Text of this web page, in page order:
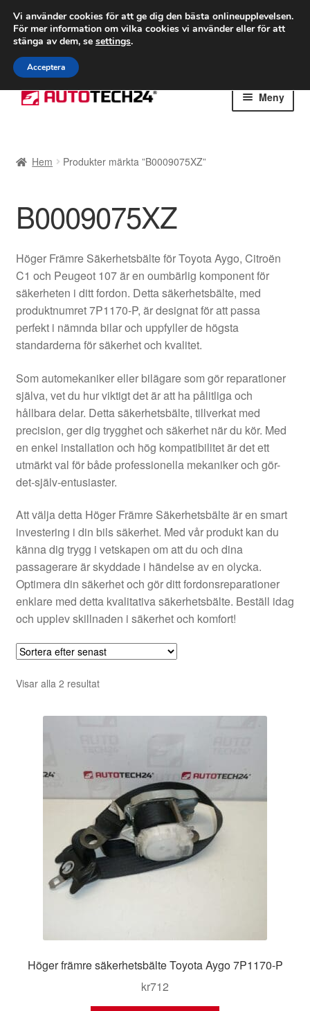
FRAKT från 75 kr
Världsomspännande frakt
Ring 766 924 713
Hoppa
till
Hoppa
till
Meny
Betalningar
Integritetspolicy
Kolla upp
Kontakt
Om oss
Reklamationsprocedur
Transport
Världsomspännande frakt
Villkor
Hem Produkter märkta ”B0009075XZ”
B0009075XZ
Höger Främre Säkerhetsbälte för Toyota Aygo, Citroën
C1 och Peugeot 107 är en oumbärlig komponent för
säkerheten i ditt fordon. Detta säkerhetsbälte, med
produktnumret 7P1170-P, är designat för att passa
perfekt i nämnda bilar och uppfyller de högsta
standarderna för säkerhet och kvalitet.
Som automekaniker eller bilägare som gör reparationer
själva, vet du hur viktigt det är att ha pålitliga och
hållbara delar. Detta säkerhetsbälte, tillverkat med
precision, ger dig trygghet och säkerhet när du kör. Med
en enkel installation och hög kompatibilitet är det ett
utmärkt val för både professionella mekaniker och gör-
det-själv-entusiaster.
Att välja detta Höger Främre Säkerhetsbälte är en smart
investering i din bils säkerhet. Med vår produkt kan du
känna dig trygg i vetskapen om att du och dina
passagerare är skyddade i händelse av en olycka.
Optimera din säkerhet och gör ditt fordonsreparationer
enklare med detta kvalitativa säkerhetsbälte. Beställ idag
och upplev skillnaden i säkerhet och komfort!
Visar alla 2 resultatSortera
senaste
Höger främre säkerhetsbälte Toyota Aygo 7P1170-P
kr712
Vi använder cookies för att ge dig den bästa onlineupplevelsen.
För mer information om vilka cookies vi använder eller för att
stänga av dem, se settings.
Acceptera